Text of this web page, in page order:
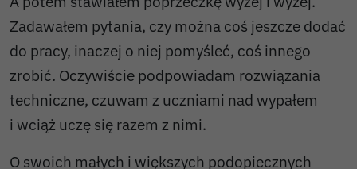
Zadawałem pytania, czy można coś jeszcze dodać
do pracy, inaczej o niej pomyśleć, coś innego
zrobić. Oczywiście podpowiadam rozwiązania
techniczne, czuwam z uczniami nad wypałem
i wciąż uczę się razem z nimi.
O swoich małych i większych podopiecznych